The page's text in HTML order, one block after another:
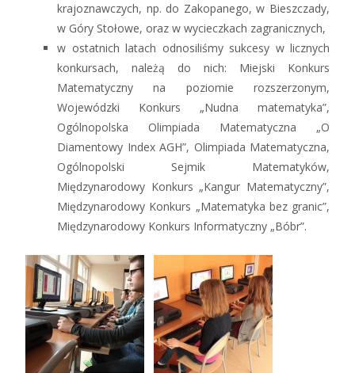
krajoznawczych, np. do Zakopanego, w Bieszczady,
w Góry Stołowe, oraz w wycieczkach zagranicznych,
w ostatnich latach odnosiliśmy sukcesy w licznych
konkursach, należą do nich: Miejski Konkurs
Matematyczny na poziomie rozszerzonym,
Wojewódzki Konkurs „Nudna matematyka”,
Ogólnopolska Olimpiada Matematyczna „O
Diamentowy Index AGH”, Olimpiada Matematyczna,
Ogólnopolski Sejmik Matematyków,
Międzynarodowy Konkurs „Kangur Matematyczny”,
Międzynarodowy Konkurs „Matematyka bez granic”,
Międzynarodowy Konkurs Informatyczny „Bóbr”.